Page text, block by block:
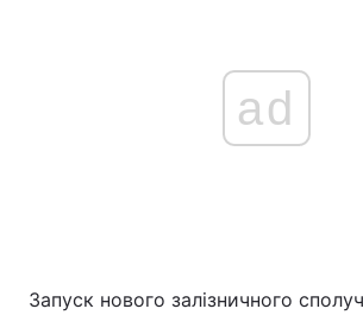
ad
Запуск нового залізничного